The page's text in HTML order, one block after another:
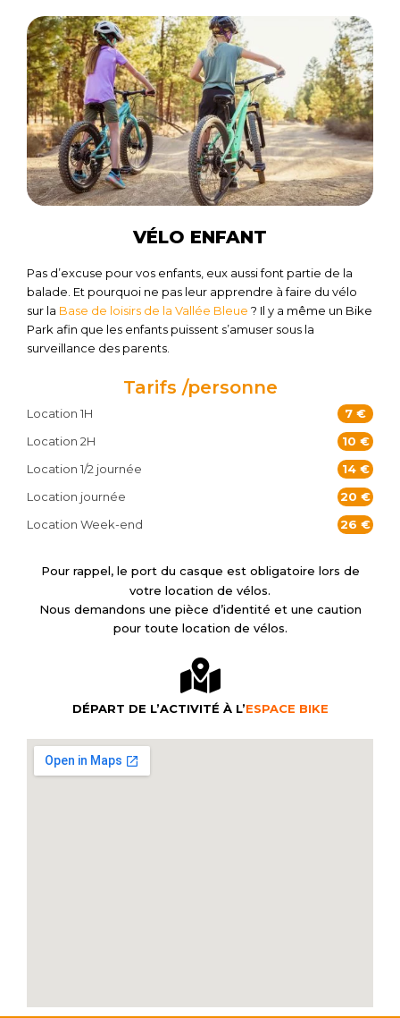
VÉLO ENFANT
Pas d’excuse pour vos enfants, eux aussi font partie de la
balade. Et pourquoi ne pas leur apprendre à faire du vélo
sur la Base de loisirs de la Vallée Bleue ? Il y a même un Bike
Park afin que les enfants puissent s’amuser sous la
surveillance des parents.
Tarifs /personne
Location 1H
7 €
Location 2H
10 €
Location 1/2 journée
14 €
Location journée
20 €
Location Week-end
26 €
Pour rappel, le port du casque est obligatoire lors de
votre location de vélos.
Nous demandons une pièce d’identité et une caution
pour toute location de vélos.
DÉPART DE L’ACTIVITÉ À L’ESPACE BIKE